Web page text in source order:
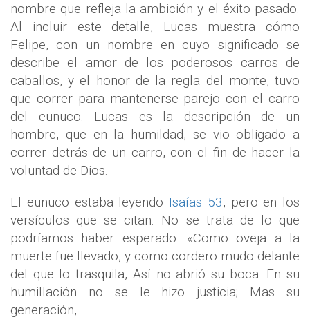
nombre que refleja la ambición y el éxito pasado.
Al incluir este detalle, Lucas muestra cómo
Felipe, con un nombre en cuyo significado se
describe el amor de los poderosos carros de
caballos, y el honor de la regla del monte, tuvo
que correr para mantenerse parejo con el carro
del eunuco. Lucas es la descripción de un
hombre, que en la humildad, se vio obligado a
correr detrás de un carro, con el fin de hacer la
voluntad de Dios.
El eunuco estaba leyendo Isaías 53, pero en los
versículos que se citan. No se trata de lo que
podríamos haber esperado. «Como oveja a la
muerte fue llevado, y como cordero mudo delante
del que lo trasquila, Así no abrió su boca. En su
humillación no se le hizo justicia; Mas su
generación,